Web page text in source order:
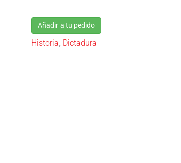
Añadir a tu pedido
Historia Dictadura